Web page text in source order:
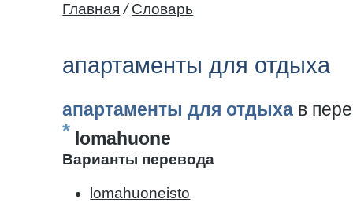
Главная / Cловарь
апартаменты для отдыха
апартаменты для отдыха в
* lomahuone
Варианты перевода
lomahuoneisto